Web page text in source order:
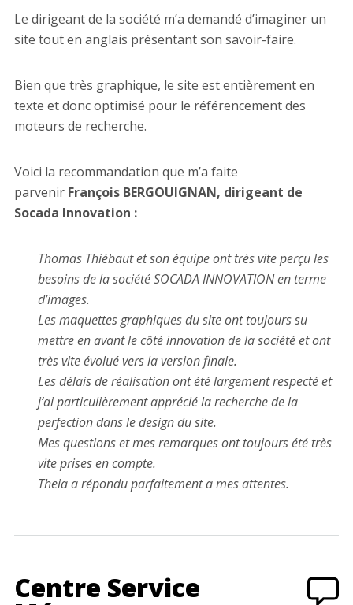
Le dirigeant de la société m’a demandé d’imaginer un
site tout en anglais présentant son savoir-faire.
Bien que très graphique, le site est entièrement en
texte et donc optimisé pour le référencement des
moteurs de recherche.
Voici la recommandation que m’a faite
parvenir François BERGOUIGNAN, dirigeant de
Socada Innovation :
Thomas Thiébaut et son équipe ont très vite perçu les
besoins de la société SOCADA INNOVATION en terme
d’images.
Les maquettes graphiques du site ont toujours su
mettre en avant le côté innovation de la société et ont
très vite évolué vers la version finale.
Les délais de réalisation ont été largement respecté et
j’ai particulièrement apprécié la recherche de la
perfection dans le design du site.
Mes questions et mes remarques ont toujours été très
vite prises en compte.
Theia a répondu parfaitement a mes attentes.
Centre Service